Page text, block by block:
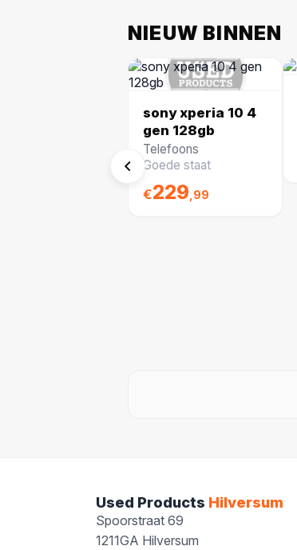
NIEUW BINNEN
sony xperia 10 4
gen 128gb
Telefoons
Goede staat
€229 ,99
Used Products Hilversum
Spoorstraat 69
1211GA Hilversum